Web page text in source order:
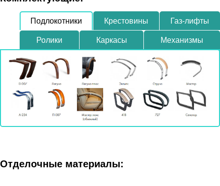
Подлокотники Крестовины Газ-лифты
Ролики Каркасы Механизмы
Отделочные материалы: